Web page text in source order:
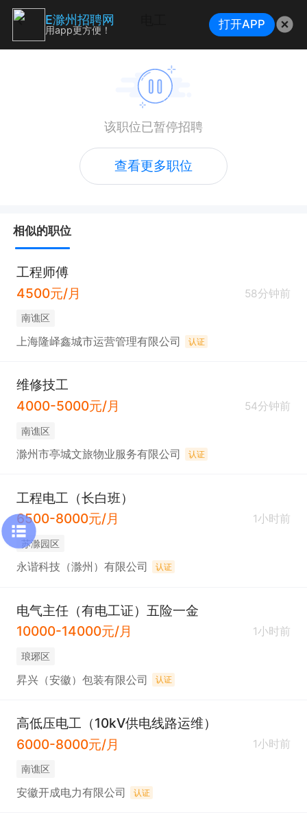
该职位已暂停招聘
查看更多职位
相似的职位
工程师傅
4500元/月
58分钟前
南谯区
上海隆峄鑫城市运营管理有限公司 认证
维修技工
4000-5000元/月
54分钟前
南谯区
滁州市亭城文旅物业服务有限公司 认证
工程电工（长白班）
6500-8000元/月
1小时前
苏滁园区
永谐科技（滁州）有限公司 认证
电气主任（有电工证）五险一金
10000-14000元/月
1小时前
琅琊区
昇兴（安徽）包装有限公司 认证
高低压电工（10kV供电线路运维）
6000-8000元/月
1小时前
南谯区
安徽开成电力有限公司 认证
E滁州招聘网
用app更方便！ 打开APP